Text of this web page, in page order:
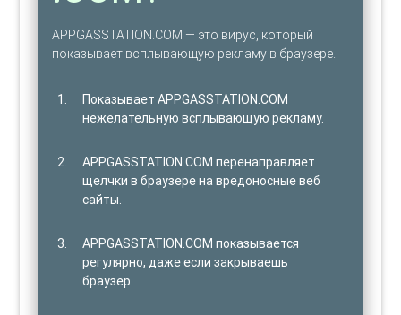
APPGASSTATION.COM — это вирус, который
показывает всплывающую рекламу в браузере.
Показывает APPGASSTATION.COM
нежелательную всплывающую рекламу.
APPGASSTATION.COM перенаправляет
щелчки в браузере на вредоносные веб
сайты.
APPGASSTATION.COM показывается
регулярно, даже если закрываешь
браузер.